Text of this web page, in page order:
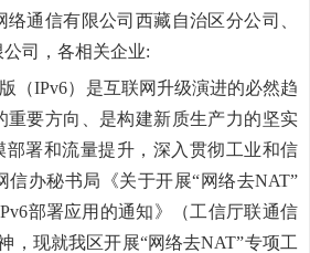
通信有限公司西藏自治区分公司、
司，各相关企业:
（IPv6）是互联网升级演进的必然趋
重要方向、是构建新质生产力的坚实
部署和流量提升，深入贯彻工业和信
信办秘书局《关于开展“网络去NAT”
部署应用的通知》（工信厅联通信
，现就我区开展“网络去NAT”专项工